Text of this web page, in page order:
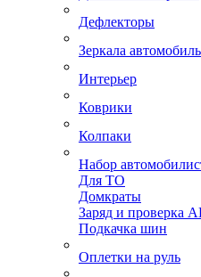
Дефлекторы
Зеркала
Интерьер
Коврики
Колпаки
Набор
Для ТО
Домкраты
Заряд и проверка
Подкачка шин
Оплетки на руль